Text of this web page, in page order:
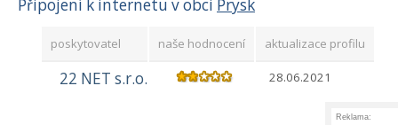
Připojení k internetu v obci Prysk
poskytovatel naše hodnocení aktualizace profilu
22 NET s.r.o. 28.06.2021
Reklama: